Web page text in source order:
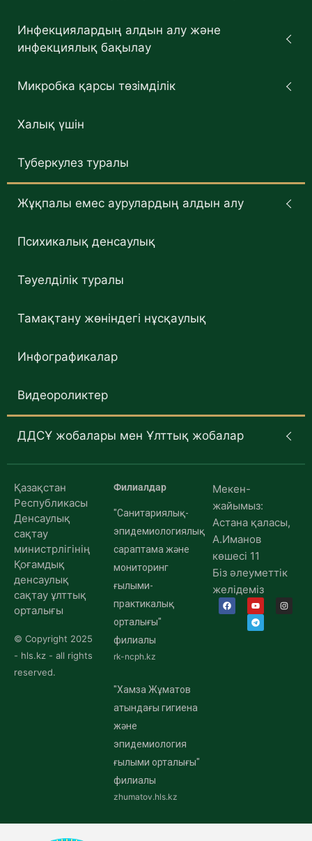
Инфекциялардың алдын алу және
инфекциялық бақылау
Микробка қарсы төзімділік
Халық үшін
Туберкулез туралы
Жұқпалы емес аурулардың алдын алу
Психикалық денсаулық
Тәуелділік туралы
Тамақтану жөніндегі нұсқаулық
Инфографикалар
Видеороликтер
ДДСҰ жобалары мен Ұлттық жобалар
Қазақстан
Республикасы
Денсаулық
сақтау
министрлігінің
Қоғамдық
денсаулық
сақтау ұлттық
орталығы
© Copyright 2025
- hls.kz - all rights
reserved.
Филиалдар
"Санитариялық-
эпидемиологиялық
сараптама және
мониторинг
ғылыми-
практикалық
орталығы"
филиалы
rk-ncph.kz
"Хамза Жұматов
атындағы гигиена
және
эпидемиология
ғылыми орталығы"
филиалы
zhumatov.hls.kz
Мекен-
жайымыз:
Астана қаласы,
А.Иманов
көшесі 11
Біз әлеуметтік
желідеміз